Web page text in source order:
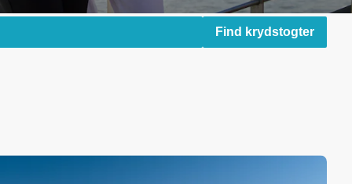
Find krydstogter